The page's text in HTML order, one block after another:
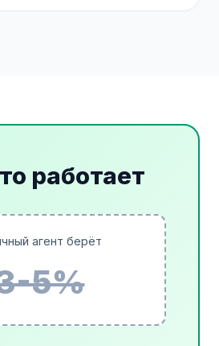
работает
агент берёт
5%